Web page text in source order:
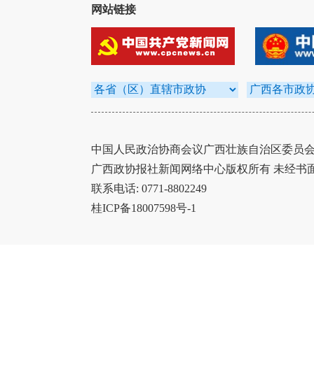
网站链接
中国人民政治协商会议广西壮族自治区委员
广西政协报社新闻网络中心版权所有 未经书
联系电话: 0771-8802249
桂ICP备18007598号-1